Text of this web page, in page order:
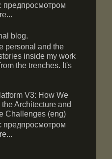
предпросмотром
blog.
personal and the
inside my work
the trenches. It's
V3: How We
the Architecture and
Challenges (eng)
предпросмотром